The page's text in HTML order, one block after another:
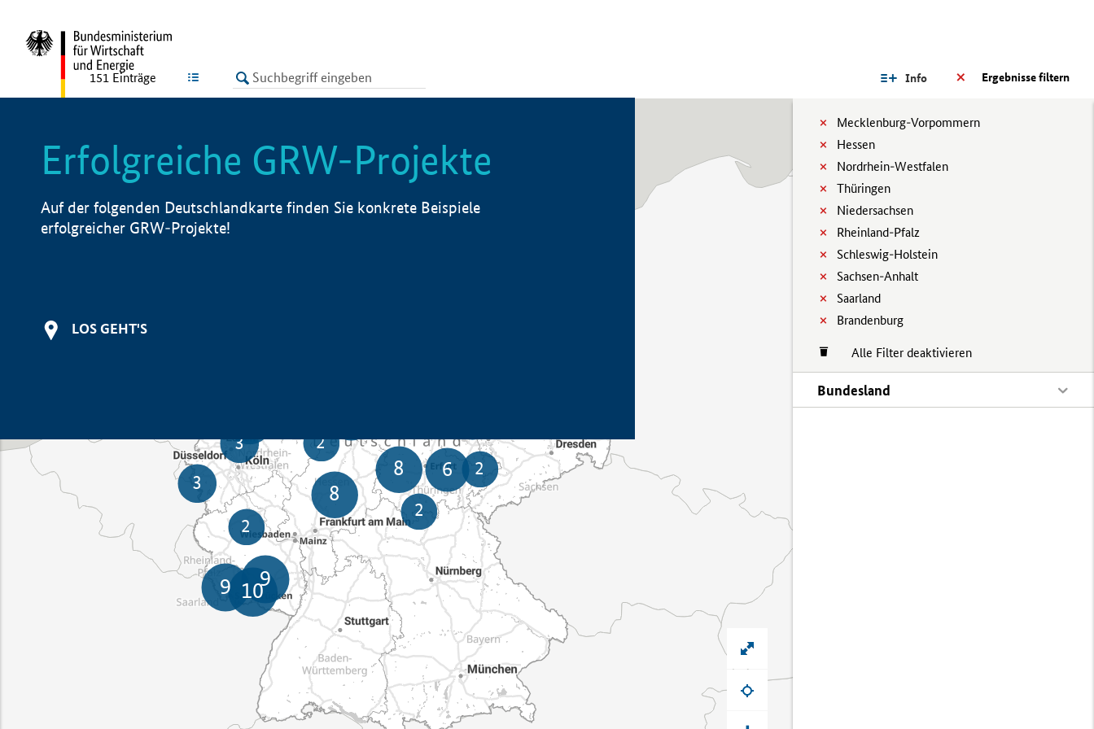
LISTE Ergebnisse filtern
Info
Mecklenburg-Vorpommern
Hessen
Nordrhein-Westfalen
Thüringen
Niedersachsen
Rheinland-Pfalz
Schleswig-Holstein
Sachsen-Anhalt
Saarland
Brandenburg
Alle Filter deaktivieren
Bundesland
151 Einträge
Erfolgreiche GRW-Projekte
Auf der folgenden Deutschlandkarte finden Sie konkrete Beispiele
erfolgreicher GRW-Projekte!
LOS GEHT'S